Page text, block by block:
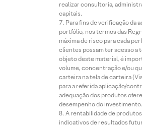
realizar consultoria,
capitais.
Para fins de verificação da
portfólio, nos termos das
máxima de risco para cada
clientes possam ter acesso a
objeto deste material, é
volume, concentração e/ou
carteira na tela de carteira
para a referida aplicação/
adequação dos produtos
desempenho do investimento.
A rentabilidade de
indicativos de resultados